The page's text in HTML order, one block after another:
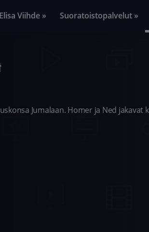
Elisa Viihde » Suoratoistopalvelut »
Jumalaan. Homer ja Ned jakavat